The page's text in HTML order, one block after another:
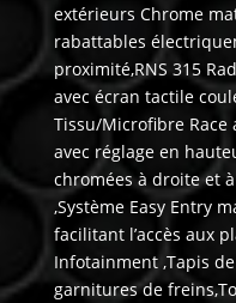
extérieurs Chrome
rabattables
proximité,RNS 315
avec écran tactile
Tissu/Microfibre Race
avec réglage en
chromées à droite et
,Système Easy Entry
facilitant l’accès aux
Infotainment ,Tapis de
garnitures de